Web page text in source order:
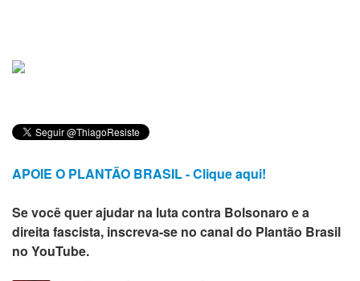
APOIE O PLANTÃO BRASIL - Clique aqui!
Se você quer ajudar na luta contra Bolsonaro e a
direita fascista, inscreva-se no canal do Plantão Brasil
no YouTube.